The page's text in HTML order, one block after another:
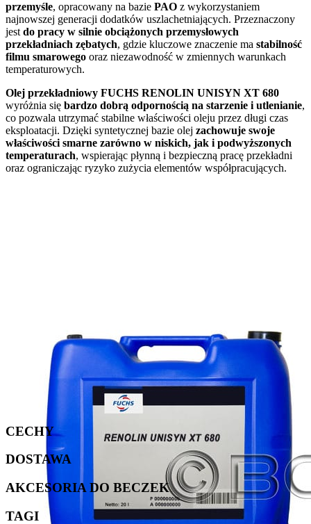
przemyśle, opracowany na bazie PAO z wykorzystaniem
najnowszej generacji dodatków uszlachetniających. Przeznaczony
jest do pracy w silnie obciążonych przemysłowych
przekładniach zębatych, gdzie kluczowe znaczenie ma stabilność
filmu smarowego oraz niezawodność w zmiennych warunkach
temperaturowych.
Olej przekładniowy FUCHS RENOLIN UNISYN XT 680
wyróżnia się bardzo dobrą odpornością na starzenie i utlenianie,
co pozwala utrzymać stabilne właściwości oleju przez długi czas
eksploatacji. Dzięki syntetycznej bazie olej zachowuje swoje
właściwości smarne zarówno w niskich, jak i podwyższonych
temperaturach, wspierając płynną i bezpieczną pracę przekładni
oraz ograniczając ryzyko zużycia elementów współpracujących.
CECHY
DOSTAWA
AKCESORIA DO BECZEK
TAGI